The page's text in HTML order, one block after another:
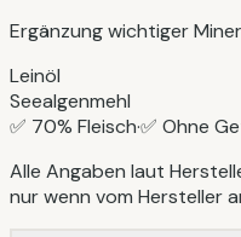
Ergänzung wichtiger
Leinöl
Seealgenmehl
✅ 70% Fleisch·✅ Ohne
Alle Angaben laut
nur wenn vom Hersteller